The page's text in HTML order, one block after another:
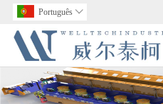
Português 